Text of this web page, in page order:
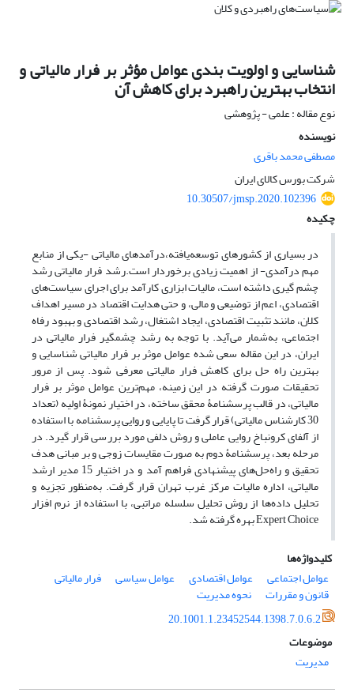
شناسایی و اولویت بندی عوامل مؤثر بر فرار مالیاتی و
انتخاب بهترین راهبرد برای کاهش آن
نوع مقاله : علمی - پژوهشی
نویسنده
مصطفی محمد باقری
شرکت بورس کالای ایران
10.30507/jmsp.2020.102396
چکیده
در بسیاری از کشورهای توسعه‌یافته،درآمدهای مالیاتی -یکی از منابع
مهم درآمدی- از اهمیت زیادی برخوردار است.رشد فرار مالیاتی رشد
چشم گیری داشته است، مالیات ابزاری کارآمد برای اجرای سیاست‌های
اقتصادی، اعم از توضیعی و مالی، و حتی هدایت اقتصاد در مسیر اهداف
کلان، مانند تثبیت اقتصادی، ایجاد اشتغال، رشد اقتصادی و بهبود رفاه
اجتماعی، به‌شمار می‌آید. با توجه به رشد چشمگیر فرار مالیاتی در
ایران، در این مقاله سعی شده عوامل موثر بر فرار مالیاتی شناسایی و
بهترین راه حل برای کاهش فرار مالیاتی معرفی شود. پس از مرور
تحقیقات صورت گرفته در این زمینه، مهم‌ترین عوامل موثر بر فرار
مالیاتی، در قالب پرسشنامۀ محقق ساخته، در اختیار نمونۀ اولیه (تعداد
30 کارشناس مالیاتی) قرار گرفت تا پایایی و روایی پرسشنامه با استفاده
از آلفای کرونباخ روایی عاملی و روش دلفی مورد بررسی قرار گیرد. در
مرحله بعد، پرسشنامۀ دوم به صورت مقایسات زوجی و بر مبانی هدف
تحقیق و راه‌حل‌های پیشنهادی فراهم آمد و در اختیار 15 مدیر ارشد
مالیاتی، اداره مالیات مرکز غرب تهران قرار گرفت. به‌منظور تجزیه و
تحلیل داده‌ها از روش تحلیل سلسله مراتبی، با استفاده از نرم افزار
Expert Choice بهره گرفته شد.
کلیدواژه‌ها
عوامل اجتماعی
عوامل اقتصادی عوامل سیاسی فرار مالیاتی
قانون و مقررات
نحوه مدیریت
20.1001.1.23452544.1398.7.0.6.2
موضوعات
مدیریت